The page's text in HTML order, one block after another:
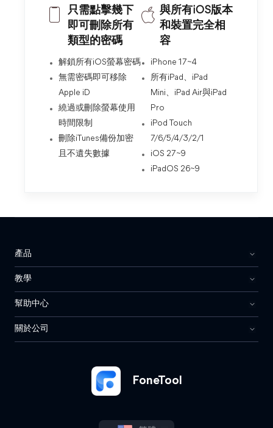
只需點擊幾下
即可刪除所有
類型的密碼
解鎖所有iOS螢幕密碼
無需密碼即可移除
Apple iD
繞過或刪除螢幕使用
時間限制
刪除iTunes備份加密
且不遺失數據
與所有iOS版本
和裝置完全相
容
iPhone 17~4
所有iPad、iPad
Mini、iPad Air與iPad
Pro
iPod Touch
7/6/5/4/3/2/1
iOS 27~9
iPadOS 26~9
FoneTool
產品
教學
幫助中心
關於公司